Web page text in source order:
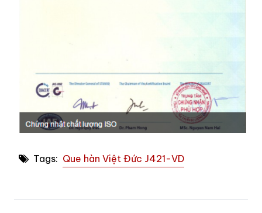
Tags: Que hàn Việt Đức J421-VD